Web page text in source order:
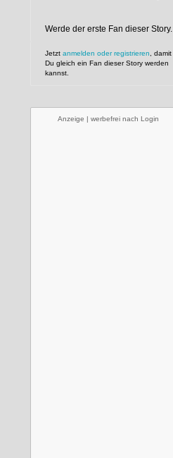
Werde der erste Fan dieser Story.
Jetzt anmelden oder registrieren , damit
Du gleich ein Fan dieser Story werden
kannst.
Anzeige | werbefrei nach Login